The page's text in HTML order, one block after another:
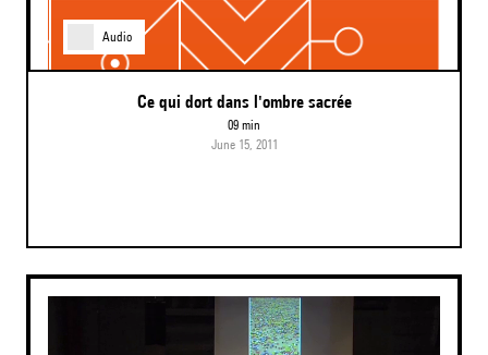
Audio
Ce qui dort dans l'ombre sacrée
09 min
June 15, 2011